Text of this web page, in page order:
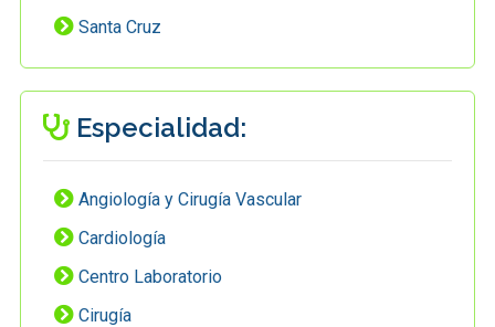
Santa Cruz
Especialidad:
Angiología y Cirugía Vascular
Cardiología
Centro Laboratorio
Cirugía